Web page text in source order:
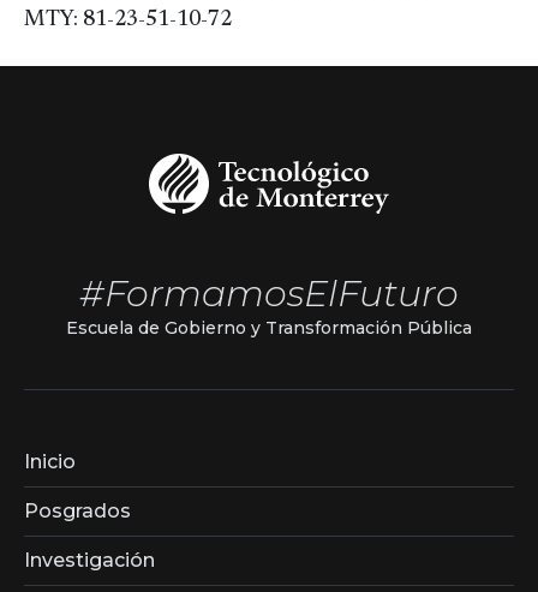
MTY: 81-23-51-10-72
#FormamosElFuturo
Escuela de Gobierno y Transformación Pública
Inicio
Posgrados
Investigación